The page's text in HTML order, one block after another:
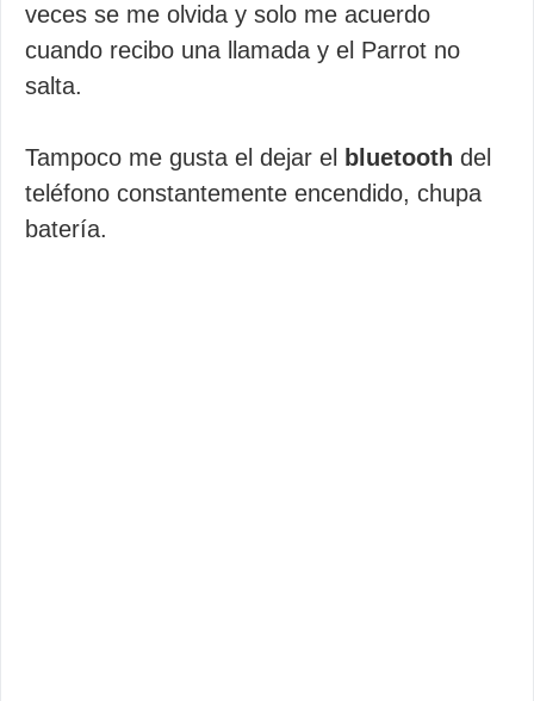
veces se me olvida y solo me acuerdo
cuando recibo una llamada y el Parrot no
salta.
Tampoco me gusta el dejar el bluetooth del
teléfono constantemente encendido, chupa
batería.